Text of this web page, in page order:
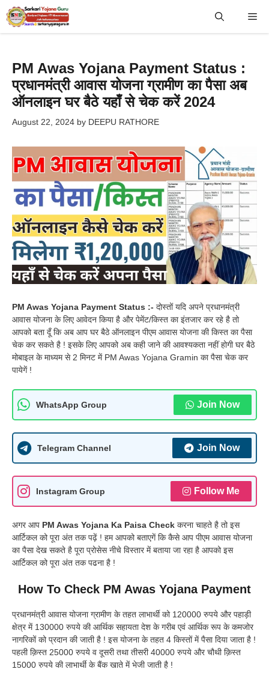
Skip
to
PM Awas Yojana Payment Status :
प्रधानमंत्री आवास योजना ग्रामीण का पैसा अब
ऑनलाइन घर बैठे यहाँ से चेक करें 2024
August 22, 2024 by DEEPU RATHORE
PM Awas Yojana Payment Status :- दोस्तों यदि अपने प्रधानमंत्री
आवास योजना के लिए आवेदन किया है और पेमेंट/किस्त का इंतजार कर रहे है तो
आपको बता दूँ कि अब आप घर बैठे ऑनलाइन पीएम आवास योजना की किस्त का पैसा
चेक कर सकते है ! इसके लिए आपको अब कही जाने की आवश्यकता नहीं होगी घर बैठे
मोबाइल के माध्यम से 2 मिनट में PM Awas Yojana Gramin का पैसा चेक कर
पायेगें !
WhatsApp Group Join Now
Telegram Channel Join Now
Instagram Group Follow Me
अगर आप PM Awas Yojana Ka Paisa Check करना चाहते है तो इस
आर्टिकल को पूरा अंत तक पढ़ें ! हम आपको बताएगें कि कैसे आप पीएम आवास योजना
का पैसा देख सकते है पूरा प्रोसेस नीचे विस्तार में बताया जा रहा है आपको इस
आर्टिकल को पूरा अंत तक पढना है !
How To Check PM Awas Yojana Payment
प्रधानमंत्री आवास योजना ग्रामीण के तहत लाभार्थी को 120000 रुपये और पहाड़ी
क्षेत्र में 130000 रुपये की आर्थिक सहायता देश के गरीब एवं आर्थिक रूप के कमजोर
नागरिकों को प्रदान की जाती है ! इस योजना के तहत 4 किस्तों में पैसा दिया जाता है !
पहली क़िस्त 25000 रुपये व दूसरी तथा तीसरी 40000 रुपये और चौथी क़िस्त
15000 रुपये की लाभार्थी के बैंक खाते में भेजी जाती है !